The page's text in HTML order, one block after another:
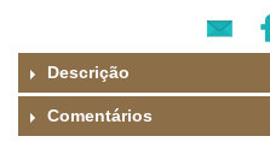
Descrição
Comentários